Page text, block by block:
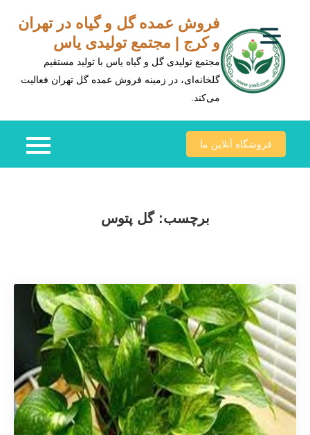
content
فروش عمده گل و گیاه در تهران
و کرج | مجتمع تولیدی یاس
مجتمع تولیدی گل و گیاه یاس با تولید مستقیم
گلخانه‌ای، در زمینه فروش عمده گل تهران فعالیت
می‌کند.
فروشگاه آنلاین ما
برچسب:گل پتوس